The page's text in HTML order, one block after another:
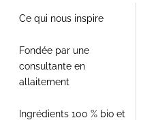
Ce qui nous inspire
Fondée par une
consultante en
allaitement
Ingrédients 100 % bio et